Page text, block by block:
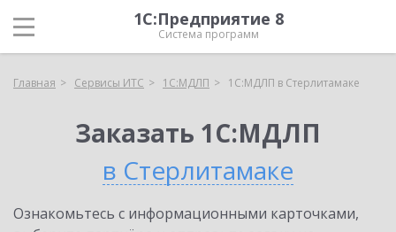
1С:Предприятие 8
Система программ
Главная Сервисы ИТС 1С:МДЛП 1С:МДЛП в Стерлитамаке
Заказать 1С:МДЛП
в Стерлитамаке
Ознакомьтесь с информационными карточками,